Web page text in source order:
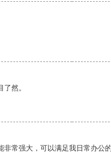
然。
常强大，可以满足我日常办公